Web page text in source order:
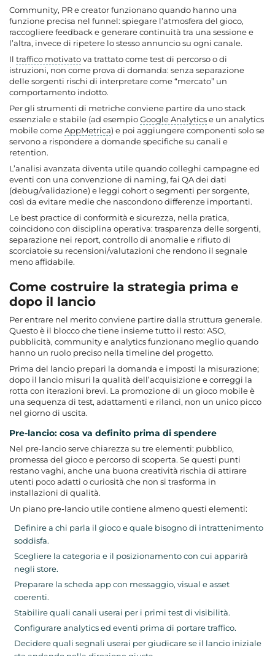
Community, PR e creator funzionano quando hanno una
funzione precisa nel funnel: spiegare l’atmosfera del gioco,
raccogliere feedback e generare continuità tra una sessione e
l’altra, invece di ripetere lo stesso annuncio su ogni canale.
Il traffico motivatova trattato come test di percorso o di
istruzioni, non come prova di domanda: senza separazione
delle sorgenti rischi di interpretare come “mercato” un
comportamento indotto.
Per gli strumenti di metriche conviene partire da uno stack
essenziale e stabile (ad esempioGoogle Analyticse un analytics
mobile comeAppMetrica) e poi aggiungere componenti solo se
servono a rispondere a domande specifiche su canali e
retention.
L’analisi avanzata diventa utile quando colleghi campagne ed
eventi con una convenzione di naming, fai QA dei dati
(debug/validazione) e leggi cohort o segmenti per sorgente,
così da evitare medie che nascondono differenze importanti.
Le best practice di conformità e sicurezza, nella pratica,
coincidono con disciplina operativa: trasparenza delle sorgenti,
separazione nei report, controllo di anomalie e rifiuto di
scorciatoie su recensioni/valutazioni che rendono il segnale
meno affidabile.
Come costruire la strategia prima e
dopo il lancio
Per entrare nel merito conviene partire dalla struttura generale.
Questo è il blocco che tiene insieme tutto il resto: ASO,
pubblicità, community e analytics funzionano meglio quando
hanno un ruolo preciso nella timeline del progetto.
Prima del lancio prepari la domanda e imposti la misurazione;
dopo il lancio misuri la qualità dell’acquisizione e correggi la
rotta con iterazioni brevi. La promozione di un gioco mobile è
una sequenza di test, adattamenti e rilanci, non un unico picco
nel giorno di uscita.
Pre-lancio: cosa va definito prima di spendere
Nel pre-lancio serve chiarezza su tre elementi: pubblico,
promessa del gioco e percorso di scoperta. Se questi punti
restano vaghi, anche una buona creatività rischia di attirare
utenti poco adatti o curiosità che non si trasforma in
installazioni di qualità.
Un piano pre-lancio utile contiene almeno questi elementi:
Definire a chi parla il gioco e quale bisogno di intrattenimento
soddisfa.
Scegliere la categoria e il posizionamento con cui apparirà
negli store.
Preparare la scheda app con messaggio, visual e asset
coerenti.
Stabilire quali canali userai per i primi test di visibilità.
Configurare analytics ed eventi prima di portare traffico.
Decidere quali segnali userai per giudicare se il lancio iniziale